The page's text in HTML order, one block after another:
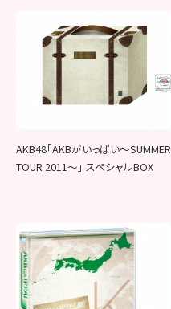
AKB48「AKBがいっぱい～SUMMER
TOUR 2011～」 スペシャルBOX